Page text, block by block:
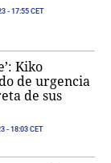
- 17:55 CET
Kiko
de urgencia
de sus
- 18:03 CET